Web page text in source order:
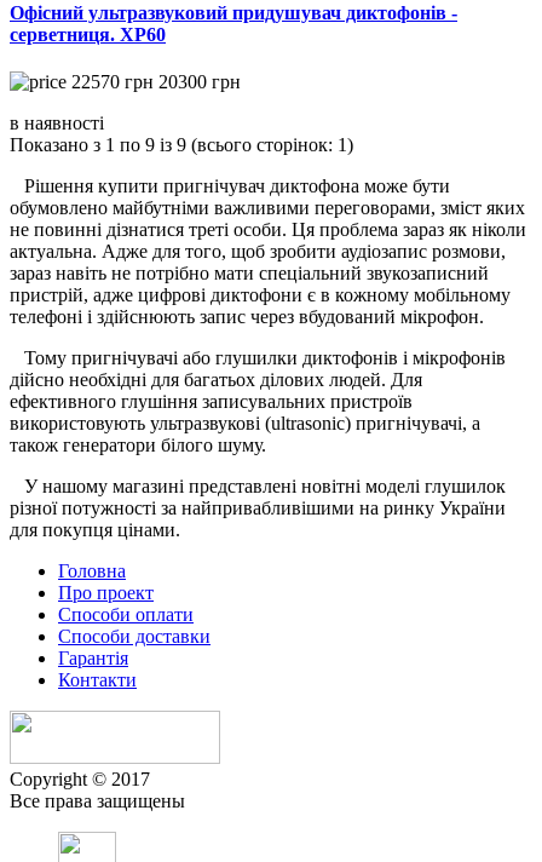
Офісний ультразвуковий придушувач диктофонів -
серветниця. XP60
22570 грн 20300 грн
в наявності
Показано з 1 по 9 із 9 (всього сторінок: 1)
Рішення купити пригнічувач диктофона може бути
обумовлено майбутніми важливими переговорами, зміст яких
не повинні дізнатися треті особи. Ця проблема зараз як ніколи
актуальна. Адже для того, щоб зробити аудіозапис розмови,
зараз навіть не потрібно мати спеціальний звукозаписний
пристрій, адже цифрові диктофони є в кожному мобільному
телефоні і здійснюють запис через вбудований мікрофон.
Тому пригнічувачі або глушилки диктофонів і мікрофонів
дійсно необхідні для багатьох ділових людей. Для
ефективного глушіння записувальних пристроїв
використовують ультразвукові (ultrasonic) пригнічувачі, а
також генератори білого шуму.
У нашому магазині представлені новітні моделі глушилок
різної потужності за найпривабливішими на ринку України
для покупця цінами.
Головна
Про проект
Способи оплати
Способи доставки
Гарантiя
Контакти
Copyright © 2017
Все права защищены